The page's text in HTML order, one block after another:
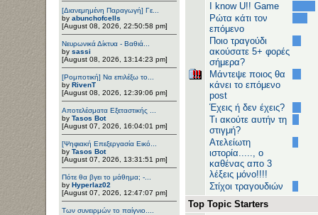
[Διανεμημένη Παραγωγή] Γε...
by abunchofcells
[August 08, 2026, 22:50:58 pm]
Νευρωνικά Δίκτυα - Βαθιά...
by sassi
[August 08, 2026, 13:14:23 pm]
[Ρομποτική] Να επιλέξω το...
by RivenT
[August 08, 2026, 12:39:06 pm]
Αποτελέσματα Εξεταστικής ...
by Tasos Bot
[August 07, 2026, 16:04:01 pm]
[Ψηφιακή Επεξεργασία Εικό...
by Tasos Bot
[August 07, 2026, 13:31:51 pm]
Πότε θα βγει το μάθημα; -...
by Hyperlaz02
[August 07, 2026, 12:47:07 pm]
Των συνειρμών το παίγνιο....
I know U!! Game
Ρώτα κάτι τον
επόμενο
Ποιο τραγούδι
ακούσατε 5+ φορές
σήμερα?
Μάντεψε ποιος θα
κάνει το επόμενο
post
Έχεις ή δεν έχεις?
Τι ακούτε αυτήν τη
στιγμή?
Ατελείωτη
ιστορία....., ο
καθένας απο 3
λέξεις μόνο!!!!
Στίχοι τραγουδιών
Top Topic Starters